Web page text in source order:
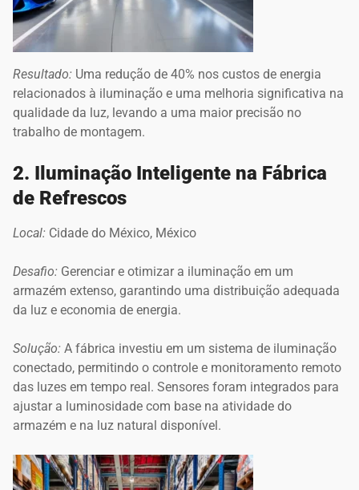
Resultado: Uma redução de 40% nos custos de energia
relacionados à iluminação e uma melhoria significativa na
qualidade da luz, levando a uma maior precisão no
trabalho de montagem.
2. Iluminação Inteligente na Fábrica
de Refrescos
Local: Cidade do México, México
Desafio: Gerenciar e otimizar a iluminação em um
armazém extenso, garantindo uma distribuição adequada
da luz e economia de energia.
Solução: A fábrica investiu em um sistema de iluminação
conectado, permitindo o controle e monitoramento remoto
das luzes em tempo real. Sensores foram integrados para
ajustar a luminosidade com base na atividade do
armazém e na luz natural disponível.